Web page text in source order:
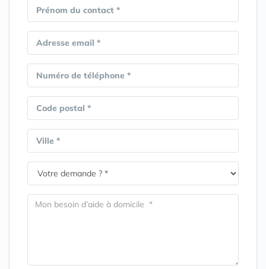
Prénom du contact *
Adresse email *
Numéro de téléphone *
Code postal *
Ville *